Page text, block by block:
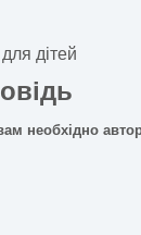
дітей
необхідно